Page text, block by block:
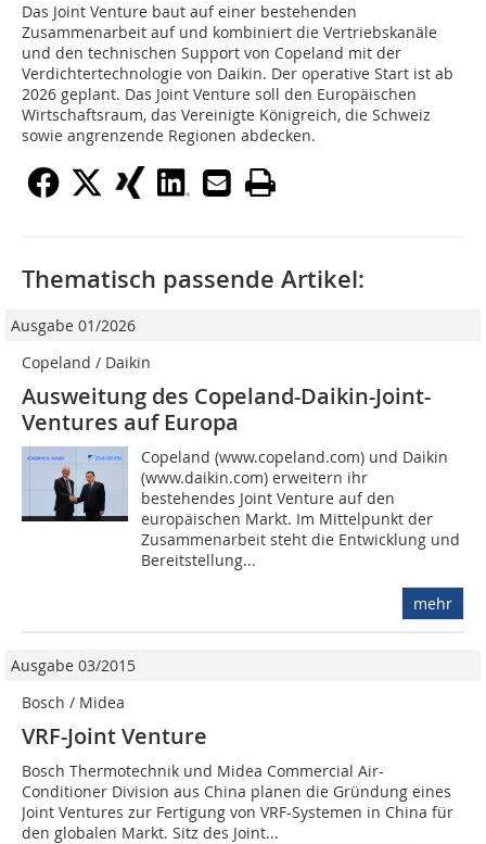
Das Joint Venture baut auf einer bestehenden
Zusammenarbeit auf und kombiniert die Vertriebskanäle
und den technischen Support von Copeland mit der
Verdichtertechnologie von Daikin. Der operative Start ist ab
2026 geplant. Das Joint Venture soll den Europäischen
Wirtschaftsraum, das Vereinigte Königreich, die Schweiz
sowie angrenzende Regionen abdecken.
Thematisch passende Artikel:
Ausgabe 01/2026
Copeland / Daikin
Ausweitung des Copeland-Daikin-Joint-
Ventures auf Europa
Copeland (www.copeland.com) und Daikin
(www.daikin.com) erweitern ihr
bestehendes Joint Venture auf den
europäischen Markt. Im Mittelpunkt der
Zusammenarbeit steht die Entwicklung und
Bereitstellung...
mehr
Ausgabe 03/2015
Bosch / Midea
VRF-Joint Venture
Bosch Thermotechnik und Midea Commercial Air-
Conditioner Division aus China planen die Gründung eines
Joint Ventures zur Fertigung von VRF-Systemen in China für
den globalen Markt. Sitz des Joint...